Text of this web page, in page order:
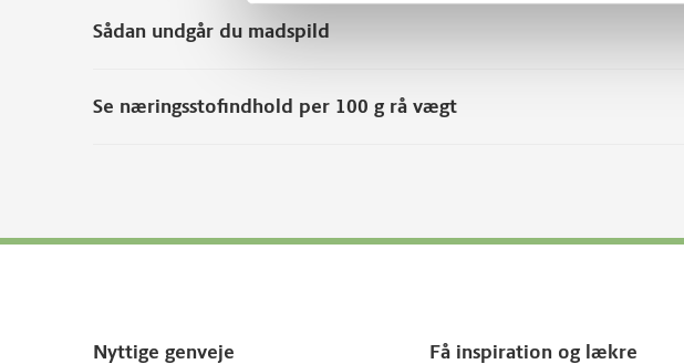
Sådan undgår du madspild
Se næringsstofindhold per 100 g rå vægt
Nyttige genveje
Få inspiration og lækre